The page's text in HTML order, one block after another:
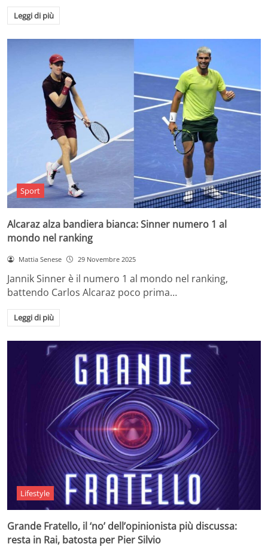
Leggi di più
Sport
Alcaraz alza bandiera bianca: Sinner numero 1 al
mondo nel ranking
Mattia Senese 29 Novembre 2025
Jannik Sinner è il numero 1 al mondo nel ranking,
battendo Carlos Alcaraz poco prima…
Leggi di più
Lifestyle
Grande Fratello, il ‘no’ dell’opinionista più discussa:
resta in Rai, batosta per Pier Silvio